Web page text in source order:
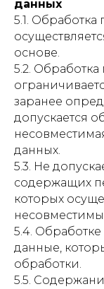
данных
5.1.
основе.
5.2.
заранее
допускается
данных.
5.3. Не
содержащих
которых
5.4.
данные,
обработки.
5.5.